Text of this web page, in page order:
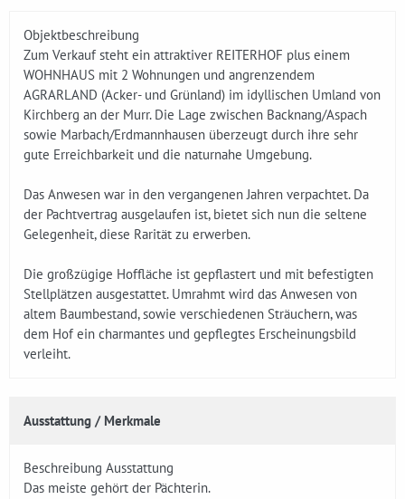
Objektbeschreibung
Zum Verkauf steht ein attraktiver REITERHOF plus einem
WOHNHAUS mit 2 Wohnungen und angrenzendem
AGRARLAND (Acker- und Grünland) im idyllischen Umland von
Kirchberg an der Murr. Die Lage zwischen Backnang/Aspach
sowie Marbach/Erdmannhausen überzeugt durch ihre sehr
gute Erreichbarkeit und die naturnahe Umgebung.
Das Anwesen war in den vergangenen Jahren verpachtet. Da
der Pachtvertrag ausgelaufen ist, bietet sich nun die seltene
Gelegenheit, diese Rarität zu erwerben.
Die großzügige Hoffläche ist gepflastert und mit befestigten
Stellplätzen ausgestattet. Umrahmt wird das Anwesen von
altem Baumbestand, sowie verschiedenen Sträuchern, was
dem Hof ein charmantes und gepflegtes Erscheinungsbild
verleiht.
Ausstattung / Merkmale
Beschreibung Ausstattung
Das meiste gehört der Pächterin.